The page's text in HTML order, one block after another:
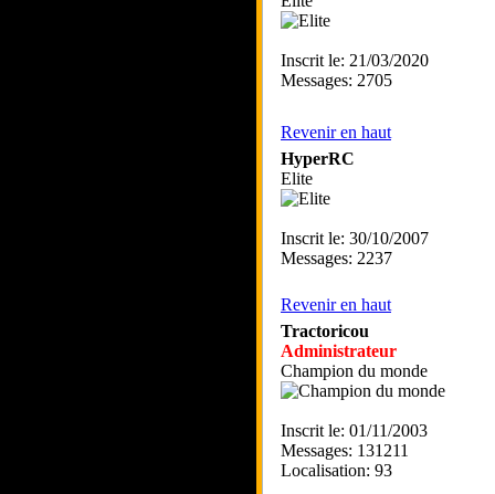
Inscrit le: 21/03/2020
Messages: 2705
Revenir en haut
HyperRC
Elite
Inscrit le: 30/10/2007
Messages: 2237
Revenir en haut
Tractoricou
Administrateur
Champion du monde
Inscrit le: 01/11/2003
Messages: 131211
Localisation: 93